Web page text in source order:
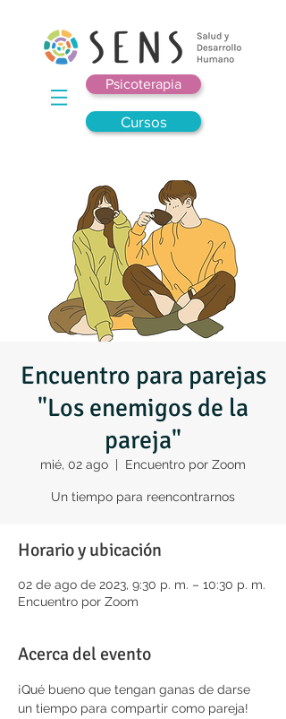
Psicoterapia
Cursos
Encuentro para parejas
"Los enemigos de la
pareja"
mié, 02 ago
  |
Encuentro por Zoom
Un tiempo para reencontrarnos
Horario y ubicación
02 de ago de 2023, 9:30 p. m. – 10:30 p. m.
Encuentro por Zoom
Acerca del evento
¡Qué bueno que tengan ganas de darse
un tiempo para compartir como pareja!